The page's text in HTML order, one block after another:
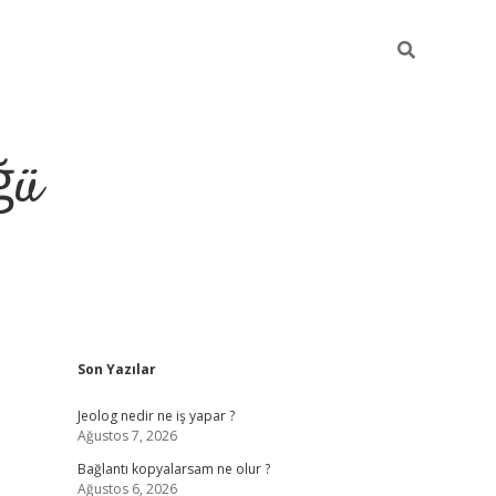
Sidebar
Son Yazılar
Jeolog nedir ne iş yapar ?
Ağustos 7, 2026
Bağlantı kopyalarsam ne olur ?
Ağustos 6, 2026